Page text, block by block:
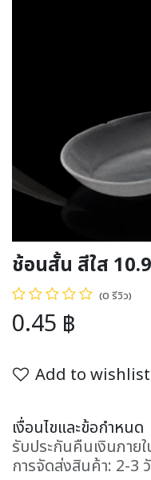
ช้อนสั้น สีใส
(0 รีวิว)
0.45 ฿
Add to wishlist
เงื่อนไขและข้อกำหนด
รับประกันคืนเงินภาย
การจัดส่งสินค้า: 2-3